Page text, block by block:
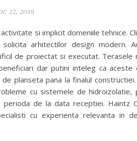
22, 2019
si implicit domeniile tehnice.
arhitectilor design modern.
de proiectat si executat. Terasele
dar putini inteleg ca aceste
planseta pana la finalul
cu sistemele de hidroizolatie,
de la data receptiei. Haintz
cu experienta relevanta in